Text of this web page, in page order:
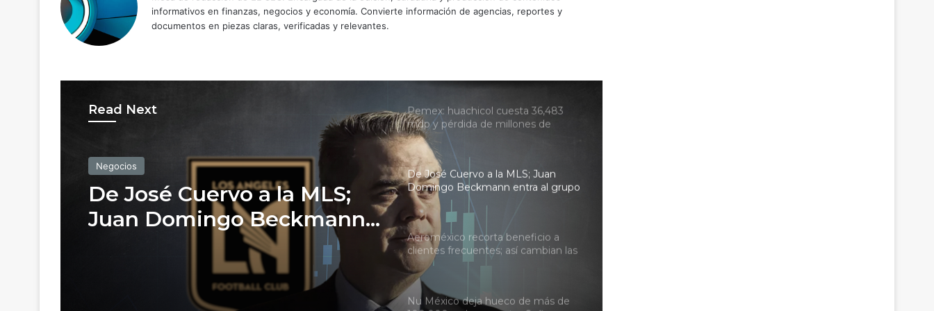
informativos en finanzas, negocios y economía. Convierte información de agencias, reportes y
documentos en piezas claras, verificadas y relevantes.
Read Next
Negocios
De José Cuervo a la MLS;
Juan Domingo Beckmann
entra al grupo propietario
de activos en México
Pemex: huachicol cuesta 36,483
mdp y pérdida de millones de
barriles de petróleo con Claudia
Sheinbaum
De José Cuervo a la MLS; Juan
Domingo Beckmann entra al grupo
propietario de LAFC
Aeroméxico recorta beneficio a
clientes frecuentes; así cambian las
salas VIP
Nu México deja hueco de más de